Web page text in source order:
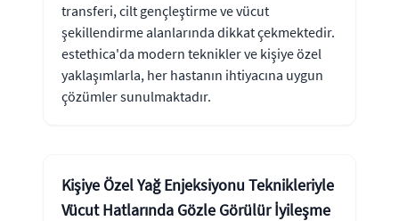
transferi, cilt gençleştirme ve vücut
şekillendirme alanlarında dikkat çekmektedir.
estethica'da modern teknikler ve kişiye özel
yaklaşımlarla, her hastanın ihtiyacına uygun
çözümler sunulmaktadır.
Kişiye Özel Yağ Enjeksiyonu Teknikleriyle
Vücut Hatlarında Gözle Görülür İyileşme